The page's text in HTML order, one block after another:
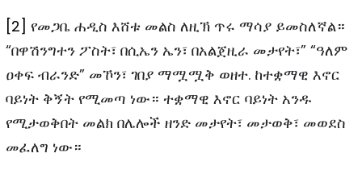
[2] የመጋቤ ሐዲስ እሸቱ መልስ ለዚኽ ጥሩ ማሳያ ይመስለኛል።
“በዋሽንግተን ፖስት፣ በሲኤን ኤን፣ በአልጀዚራ መታየት፣” “ዓለም
ዐቀፍ ብራንድ” መኾን፣ ገበያ ማሟሟቅ ወዘተ. ከተቋማዊ እኖር
ባይነት ቅኝት የሚመጣ ነው። ተቋማዊ እኖር ባይነት አንዱ
የሚታወቅበት መልክ በሌሎች ዘንድ መታየት፣ መታወቅ፣ መወደስ
መፈለግ ነው።